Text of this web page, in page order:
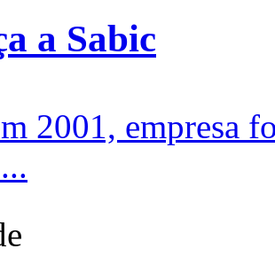
a Sabic
2001, empresa